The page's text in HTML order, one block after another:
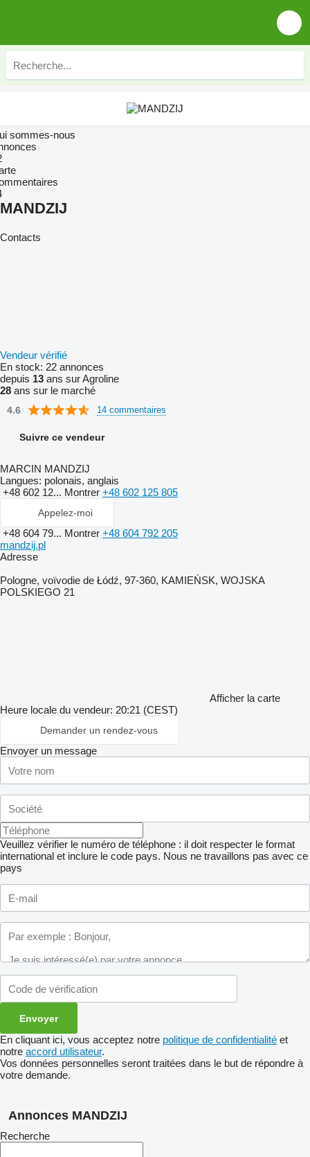
sommes-nous
MANDZIJ
Contacts
Vendeur vérifié
En stock: 22 annonces
depuis 13 ans sur Agroline
28 ans sur le marché
4.6 14 commentaires
Suivre ce vendeur
MARCIN MANDZIJ
Langues: polonais, anglais
+48 602 12... Montrer +48 602 125 805
Appelez-moi
+48 604 79... Montrer +48 604 792 205
mandzij.pl
Adresse
Pologne, voïvodie de Łódź, 97-360, KAMIEŃSK, WOJSKA
POLSKIEGO 21
Afficher la carte
Heure locale du vendeur: 20:21 (CEST)
Demander un rendez-vous
Envoyer un message
Veuillez vérifier le numéro de téléphone : il doit respecter le format
international et inclure le code pays. Nous ne travaillons pas avec ce
pays
En cliquant ici, vous acceptez notre politique de confidentialité et
notre accord utilisateur.
Vos données personnelles seront traitées dans le but de répondre à
votre demande.
Annonces MANDZIJ
Recherche